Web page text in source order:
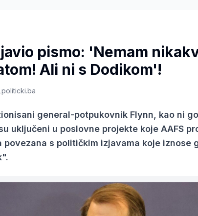
pismo: 'Nemam
Ali ni s Dodikom'!
politicki.ba
general-potpukovnik Flynn, kao ni
uključeni u poslovne projekte koje AAFS
povezana s političkim izjavama koje iznose